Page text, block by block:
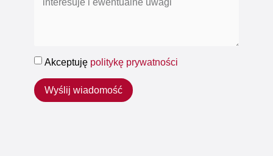
Akceptuję politykę prywatności
Wyślij wiadomość